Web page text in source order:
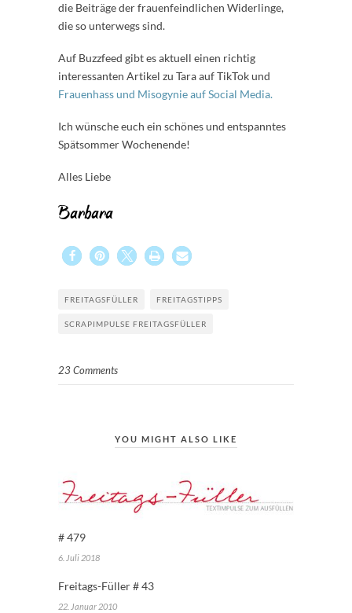
die Beiträge der frauenfeindlichen Widerlinge,
die so unterwegs sind.
Auf Buzzfeed gibt es aktuell einen richtig
interessanten Artikel zu Tara auf TikTok und
Frauenhass und Misogynie auf Social Media.
Ich wünsche euch ein schönes und entspanntes
Spätsommer Wochenende!
Alles Liebe
Barbara
FREITAGSFÜLLER FREITAGSTIPPS
SCRAPIMPULSE FREITAGSFÜLLER
23 Comments
YOU MIGHT ALSO LIKE
# 479
6. Juli 2018
Freitags-Füller # 43
22. Januar 2010